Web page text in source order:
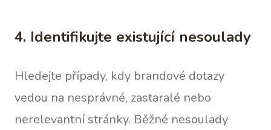
4. Identifikujte existující nesoulady
Hledejte případy, kdy brandové dotazy
vedou na nesprávné, zastaralé nebo
nerelevantní stránky. Běžné nesoulady